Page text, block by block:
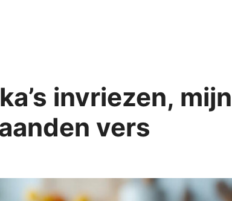
invriezen, mijn
vers